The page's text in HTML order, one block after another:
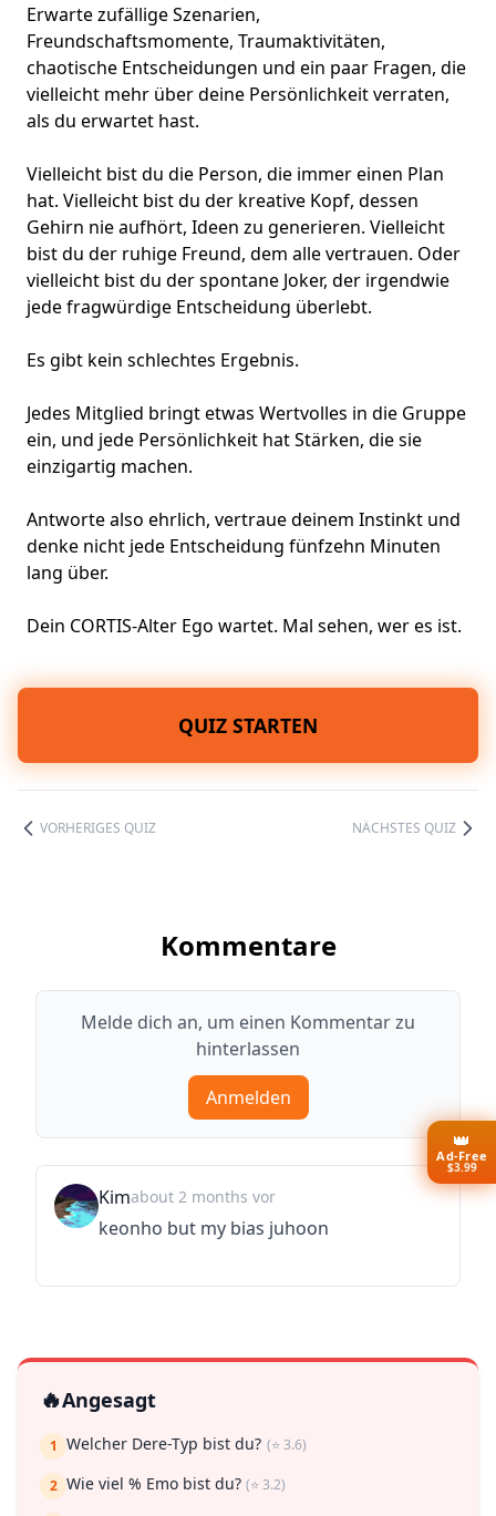
Erwarte zufällige Szenarien,
Freundschaftsmomente, Traumaktivitäten,
chaotische Entscheidungen und ein paar Fragen, die
vielleicht mehr über deine Persönlichkeit verraten,
als du erwartet hast.
Vielleicht bist du die Person, die immer einen Plan
hat. Vielleicht bist du der kreative Kopf, dessen
Gehirn nie aufhört, Ideen zu generieren. Vielleicht
bist du der ruhige Freund, dem alle vertrauen. Oder
vielleicht bist du der spontane Joker, der irgendwie
jede fragwürdige Entscheidung überlebt.
Es gibt kein schlechtes Ergebnis.
Jedes Mitglied bringt etwas Wertvolles in die Gruppe
ein, und jede Persönlichkeit hat Stärken, die sie
einzigartig machen.
Antworte also ehrlich, vertraue deinem Instinkt und
denke nicht jede Entscheidung fünfzehn Minuten
lang über.
Dein CORTIS-Alter Ego wartet. Mal sehen, wer es ist.
QUIZ STARTEN
VORHERIGES QUIZ NÄCHSTES QUIZ
Kommentare
Melde dich an, um einen Kommentar zu
hinterlassen
Anmelden
Kimabout 2 months vor
keonho but my bias juhoon
🔥Angesagt
1 Welcher Dere-Typ bist du? (⭐ 3.6)
2 Wie viel % Emo bist du? (⭐ 3.2)
👑
Ad-Free
$3.99